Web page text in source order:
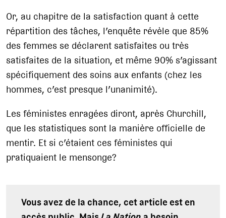
Or, au chapitre de la satisfaction quant à cette
répartition des tâches, l’enquête révèle que 85%
des femmes se déclarent satisfaites ou très
satisfaites de la situation, et même 90% s’agissant
spécifiquement des soins aux enfants (chez les
hommes, c’est presque l’unanimité).
Les féministes enragées diront, après Churchill,
que les statistiques sont la manière officielle de
mentir. Et si c’étaient ces féministes qui
pratiquaient le mensonge?
Vous avez de la chance, cet article est en